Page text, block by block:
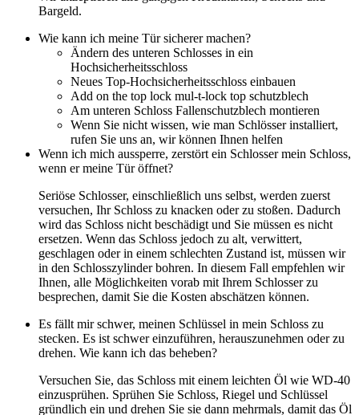
Bargeld.
Wie kann ich meine Tür sicherer machen?
Ändern des unteren Schlosses in ein
Hochsicherheitsschloss
Neues Top-Hochsicherheitsschloss einbauen
Add on the top lock mul-t-lock top schutzblech
Am unteren Schloss Fallenschutzblech montieren
Wenn Sie nicht wissen, wie man Schlösser installiert,
rufen Sie uns an, wir können Ihnen helfen
Wenn ich mich aussperre, zerstört ein Schlosser mein Schloss,
wenn er meine Tür öffnet?
Seriöse Schlosser, einschließlich uns selbst, werden zuerst
versuchen, Ihr Schloss zu knacken oder zu stoßen. Dadurch
wird das Schloss nicht beschädigt und Sie müssen es nicht
ersetzen. Wenn das Schloss jedoch zu alt, verwittert,
geschlagen oder in einem schlechten Zustand ist, müssen wir
in den Schlosszylinder bohren. In diesem Fall empfehlen wir
Ihnen, alle Möglichkeiten vorab mit Ihrem Schlosser zu
besprechen, damit Sie die Kosten abschätzen können.
Es fällt mir schwer, meinen Schlüssel in mein Schloss zu
stecken. Es ist schwer einzuführen, herauszunehmen oder zu
drehen. Wie kann ich das beheben?
Versuchen Sie, das Schloss mit einem leichten Öl wie WD-40
einzusprühen. Sprühen Sie Schloss, Riegel und Schlüssel
gründlich ein und drehen Sie sie dann mehrmals, damit das Öl